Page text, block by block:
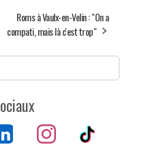
Roms à Vaulx-en-Velin : "On a
compati, mais là c'est trop"